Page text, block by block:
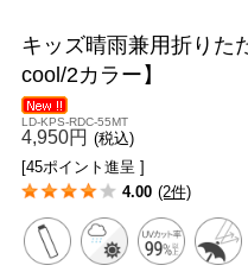
キッズ晴雨兼用折りた
cool/2カラー】
LD-KPS-RDC-55MT
4,950円 (税込)
[45ポイント進呈 ]
4.00 (2件)